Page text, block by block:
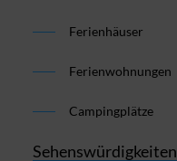
Ferienhäuser
Ferienwohnungen
Campingplätze
Sehenswürdigkeiten